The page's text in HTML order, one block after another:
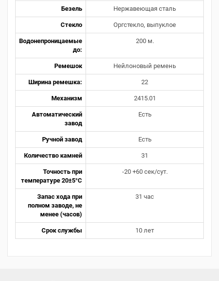
Безель Нержавеющая сталь
Стекло Оргстекло, выпуклое
Водонепроницаемые
до:
200 м.
Ремешок Нейлоновый ремень
Ширина ремешка: 22
Механизм 2415.01
Автоматический
завод
Есть
Ручной завод Есть
Количество камней 31
Точность при
температуре 20±5°С
-20 +60 сек/сут.
Запас хода при
полном заводе, не
менее (часов)
31 час
Срок службы 10 лет